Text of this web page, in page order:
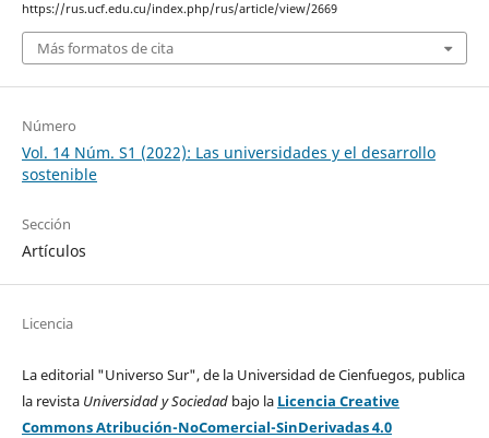
https://rus.ucf.edu.cu/index.php/rus/article/view/2669
Más formatos de cita
Número
Vol. 14 Núm. S1 (2022): Las universidades y el desarrollo
sostenible
Sección
Artículos
Licencia
La editorial "Universo Sur", de la Universidad de Cienfuegos, publica
la revista Universidad y Sociedad bajo la Licencia Creative
Commons Atribución-NoComercial-SinDerivadas 4.0